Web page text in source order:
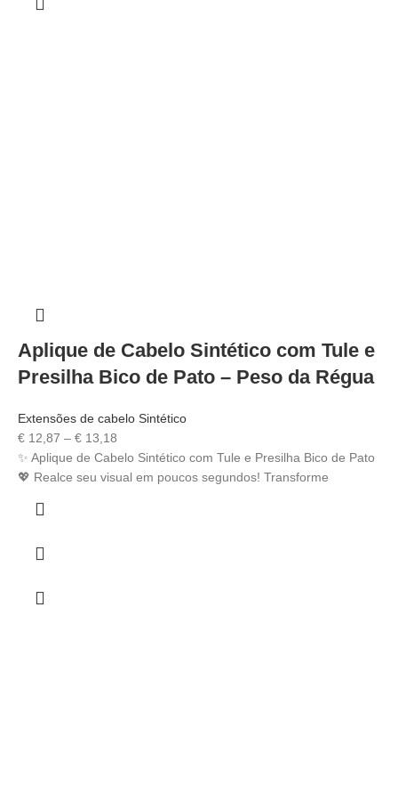
Aplique de Cabelo Sintético com Tule e
Presilha Bico de Pato – Peso da Régua
Extensões de cabelo Sintético
€ 12,87 – € 13,18
✨ Aplique de Cabelo Sintético com Tule e Presilha Bico de Pato
💖 Realce seu visual em poucos segundos! Transforme